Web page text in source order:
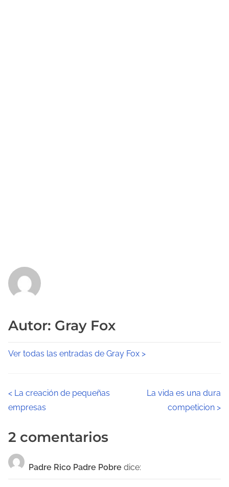
Autor: Gray Fox
Ver todas las entradas de Gray Fox >
N
a
v
e
< La creación de pequeñas
empresas
La vida es una dura
competicion >
2 comentarios
Padre Rico Padre Pobre dice: